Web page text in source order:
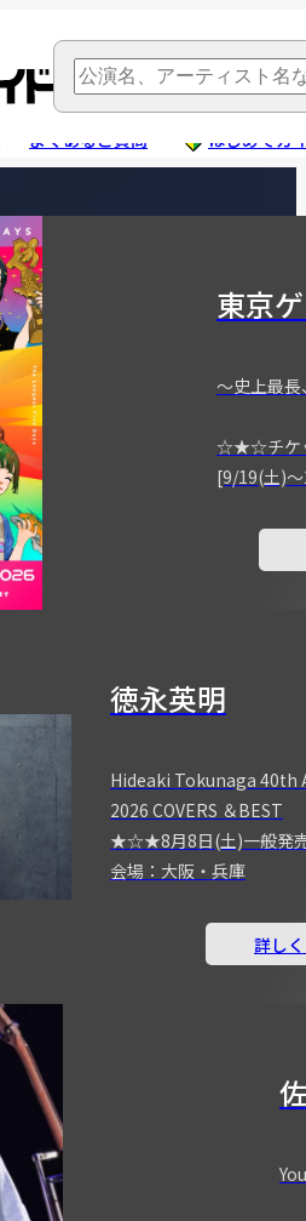
よくあるご質問 はじめてガ
東京
～史上最長
☆★☆チケ
[9/19(土)
徳永英明
Hideaki Tokunaga 40th
2026 COVERS ＆BEST
★☆★8月8日(土)一般
会場：大阪・兵庫
詳し